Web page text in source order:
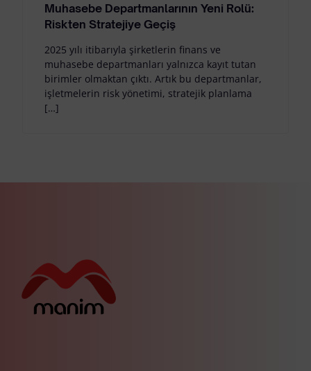
Muhasebe Departmanlarının Yeni Rolü:
Riskten Stratejiye Geçiş
2025 yılı itibarıyla şirketlerin finans ve
muhasebe departmanları yalnızca kayıt tutan
birimler olmaktan çıktı. Artık bu departmanlar,
işletmelerin risk yönetimi, stratejik planlama
[…]